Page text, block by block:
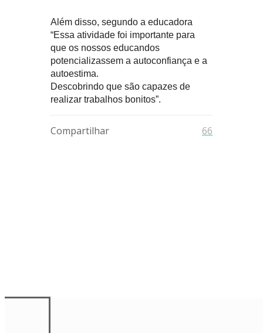
Além disso, segundo a educadora
“Essa atividade foi importante para
que os nossos educandos
potencializassem a autoconfiança e a
autoestima.
Descobrindo que são capazes de
realizar trabalhos bonitos”.
Compartilhar 66